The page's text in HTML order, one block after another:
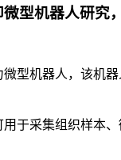
微型机器人研究
型机器人，该机
于采集组织样本